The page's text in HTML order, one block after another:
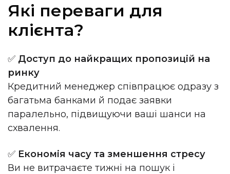
Які переваги для
клієнта?
✅ Доступ до найкращих пропозицій на
ринку
Кредитний менеджер співпрацює одразу з
багатьма банками й подає заявки
паралельно, підвищуючи ваші шанси на
схвалення.
✅ Економія часу та зменшення стресу
Ви не витрачаєте тижні на пошук і